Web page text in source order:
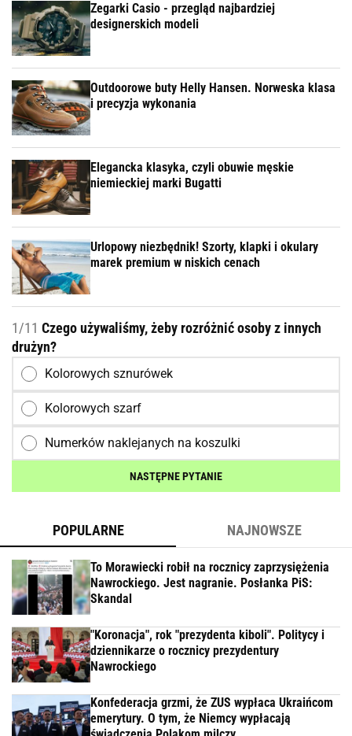
Zegarki Casio - przegląd najbardziej
designerskich modeli
Outdoorowe buty Helly Hansen. Norweska klasa
i precyzja wykonania
Elegancka klasyka, czyli obuwie męskie
niemieckiej marki Bugatti
Urlopowy niezbędnik! Szorty, klapki i okulary
marek premium w niskich cenach
1/11 Czego używaliśmy, żeby rozróżnić osoby z innych
drużyn?
Kolorowych sznurówek
Kolorowych szarf
Numerków naklejanych na koszulki
NASTĘPNE PYTANIE
POPULARNE NAJNOWSZE
To Morawiecki robił na rocznicy zaprzysiężenia
Nawrockiego. Jest nagranie. Posłanka PiS:
Skandal
"Koronacja", rok "prezydenta kiboli". Politycy i
dziennikarze o rocznicy prezydentury
Nawrockiego
Konfederacja grzmi, że ZUS wypłaca Ukraińcom
emerytury. O tym, że Niemcy wypłacają